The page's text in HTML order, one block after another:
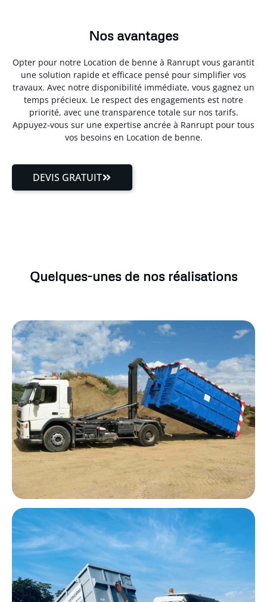
Nos avantages
Opter pour notre Location de benne à Ranrupt vous garantit
une solution rapide et efficace pensé pour simplifier vos
travaux. Avec notre disponibilité immédiate, vous gagnez un
temps précieux. Le respect des engagements est notre
priorité, avec une transparence totale sur nos tarifs.
Appuyez-vous sur une expertise ancrée à Ranrupt pour tous
vos besoins en Location de benne.
DEVIS GRATUIT
Quelques-unes de nos réalisations